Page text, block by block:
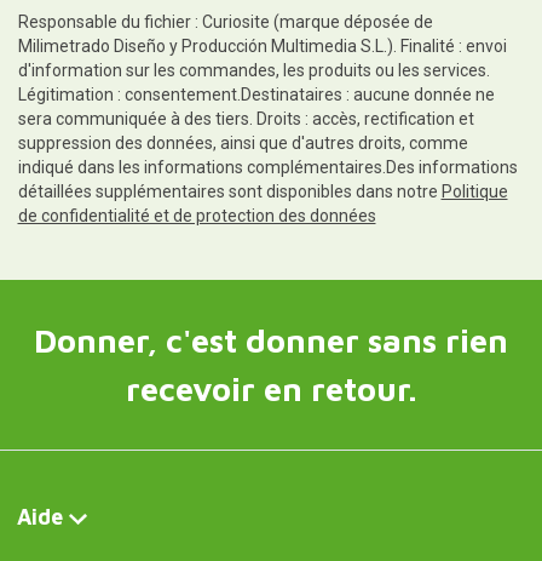
Responsable du fichier : Curiosite (marque déposée de
Milimetrado Diseño y Producción Multimedia S.L.). Finalité : envoi
d'information sur les commandes, les produits ou les services.
Légitimation : consentement.Destinataires : aucune donnée ne
sera communiquée à des tiers. Droits : accès, rectification et
suppression des données, ainsi que d'autres droits, comme
indiqué dans les informations complémentaires.Des informations
détaillées supplémentaires sont disponibles dans notre Politique
de confidentialité et de protection des données
Donner, c'est donner sans rien
recevoir en retour.
Aide